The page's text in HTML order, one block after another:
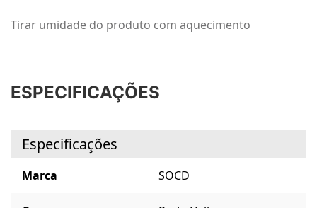
Tirar umidade do produto com aquecimento
ESPECIFICAÇÕES
Especificações
Marca SOCD